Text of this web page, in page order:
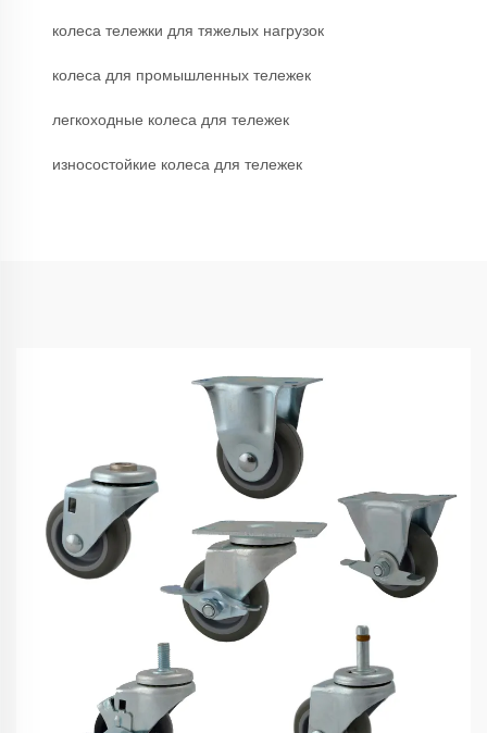
колеса тележки для тяжелых нагрузок
колеса для промышленных тележек
легкоходные колеса для тележек
износостойкие колеса для тележек